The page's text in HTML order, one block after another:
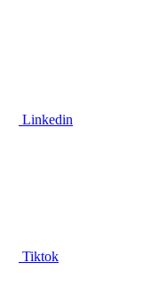
Linkedin
Tiktok